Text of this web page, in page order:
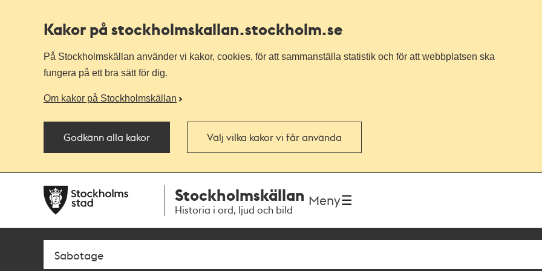
Kakor på stockholmskallan.stockholm.se
På Stockholmskällan använder vi kakor, cookies, för att sammanställa statistik och för att webbplatsen ska
fungera på ett bra sätt för dig.
Om kakor på Stockholmskällan
Godkänn alla kakor Välj vilka kakor vi får använda
navigationen
huvudinnehållet
Stockholmskällan
Historia i ord, ljud och bild
Meny
Sök